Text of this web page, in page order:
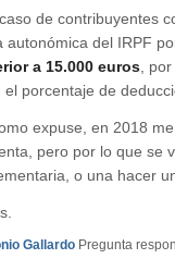
de contribuyentes
autonómica del IRPF
a 15.000 euros ,
, el porcentaje de
expuse, en 2018
pero por lo que se
o una hacer
Gallardo Pregunta